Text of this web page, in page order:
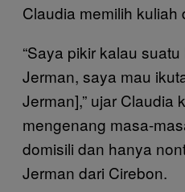
Claudia memilih kuliah
“Saya pikir kalau
Jerman, saya mau
Jerman],” ujar Claudia
mengenang masa-
domisili dan hanya
Jerman dari Cirebon.